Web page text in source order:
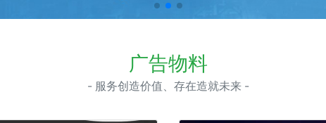
广告物料
- 服务创造价值、存在造就未来 -